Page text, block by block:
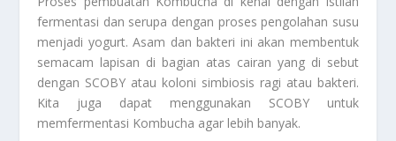
fermentasi dan serupa dengan proses pengolahan susu
menjadi yogurt. Asam dan bakteri ini akan membentuk
semacam lapisan di bagian atas cairan yang di sebut
dengan SCOBY atau koloni simbiosis ragi atau bakteri.
Kita juga dapat menggunakan SCOBY untuk
memfermentasi Kombucha agar lebih banyak.